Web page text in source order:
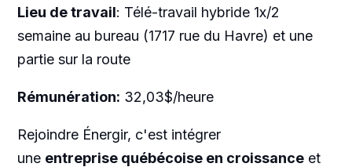
Lieu de travail: Télé-travail hybride 1x/2
semaine au bureau (1717 rue du Havre) et une
partie sur la route
Rémunération: 32,03$/heure
Rejoindre Énergir, c'est intégrer
une entreprise québécoise en croissanceet